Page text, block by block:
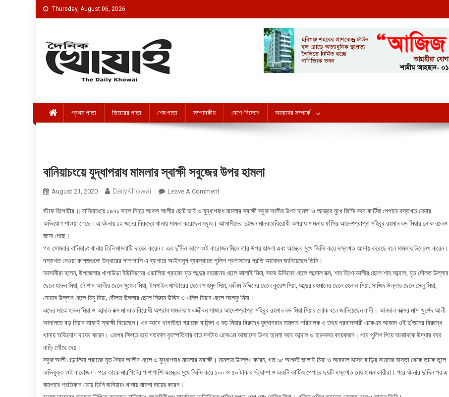
Skip to content
Thursday, August 06, 2026
প্রথম পাতা ভিতরের পাতা শেষ পাতা সম্পাদকীয় দেশে-বিদেশে আমাদের সম্পর্কে
বানিয়াচংয়ে যুদ্ধাপরাধ মামলার স্বাক্ষী সবুজের উপর হামলা
August 21, 2020 DailyKhowai Leave A Comment
স্টাফ রিপোর্টার ॥ বানিয়াচংয়ে ১৯৭১ সালে নিহত আকল আলীর ছোট ভাই ও যুদ্ধাপরাধ মামলার স্বাক্ষী সবুজ আলীর উপর হামলা ও অস্ত্রের মুখে জিম্মি করে কার্টিজ পেপারে দস্তখত নেয়ার
অভিযোগ পাওয়া গেছে। এ ঘটনায় ১২ জনের বিরুদ্ধে থানায় মামলা করেছেন সবুজ। আসামীদের দুইজন মানবতাবিরোধী অপরাধ মামলায় ফাঁসির আদেশপ্রাপ্ত মহিবুর রহমান বড় মিয়ার লোক বলেও
জানা গেছে।
গত সোমবার বানিয়াচং থানায় তিনি মামলাটি দায়ের করেন। এর দু’দিন আগে ওই বারোজন মিলে তার উপর হামলা এবং অস্ত্রের মুখে জিম্মি করে দস্তখত আদায় করেছে বলে মামলায় উল্লেখ করেন।
দস্তখত নেওয়া কাগজগুলো উদ্ধারের পাশাপাশি এ ব্যাপারে আইনানুগ ব্যবস্থাতে পুলিশ প্রশাসনের প্রতি আবেদন জানিয়েছেন তিনি।
আসামীরা হলেন, উপজেলার খাগাউড়া ইউনিয়নের এড়ালিয়া গ্রামের মৃত আব্দুর রহমানের ছেলে জালাই মিয়া, সফর উদ্দিনের ছেলে আব্দাল বক্স, শাহ হিরণ আলীর ছেলে শাহ আব্দাল, মৃত দৌলত উল্লার
ছেলে হারুন মিয়া, নৌশাদ আলীর ছেলে সুহেল মিয়া, ইসমাইল মাস্টারের ছেলে মাহমুদ মিয়া, কলিম উদ্দিনের ছেলে কুরেশ মিয়া, আব্দুর রহমানের ছেলে হেলাল মিয়া, সাজিদ উল্লার ছেলে সেলু মিয়া,
নোয়াব উল্লার ছেলে মিনু মিয়া, দৌলত উল্লার ছেলে নিজাম উদ্দিন ও খলিল মিয়ার ছেলে আলফু মিয়া।
এদের মাঝে হারুন মিয়া ও আব্দাল বক্স মানবতাবিরোধী অপরাধ মামলায় যাবজ্জীবন সাজার আদেশপ্রাপ্ত মহিবুর রহমান বড় মিয়া মিয়ার লোক বলে জানিয়েছেন বাদী। আবদাল বক্সের মামা খুর্শেদ আলী
আদালতে বড় মিয়ার সাফাই স্বাক্ষী দিয়েছেন। এর আগে খাগাউড়া গ্রামের বাসিন্দা ও বড় মিয়ার বিরুদ্ধে যুদ্ধাপরাধ মামলার পরিচালক ও তথ্য প্রদানকারী একেএম আজাদ ওই দু’জনের বিরুদ্ধে
থানায় অভিযোগ দায়ের করেন। এরপর ক্ষিপ্ত হয়ে গতকাল বৃহস্পতিবার রাত দশটায় একেএম আজাদের উপর হামলা করে আব্দাল ও হারুনসহ কয়েকজন। পরে পুলিশ গিয়ে আজাদকে উদ্ধার করে
বাড়ি পৌঁছে দেয়।
সবুজ আলী এড়ালিয়া গ্রামের মৃত সৈয়দ আলীর ছেলে ও যুদ্ধাপরাধ মামলার স্বাক্ষী। মামলায় উল্লেখ করেন, গত ১৫ আগস্ট জালাই মিয়া ও আবদাল বক্সের বাড়ির সামনের রাস্তা থেকে তাকে তুলে
অভিযুক্ত ওই বারোজন। পরে তাকে মারপিটের পাশাপাশি অস্ত্রের মুখে জিম্মি করে ১০০ ও ৫০ টাকার স্ট্যাম্প ও একটি কার্টিজ পেপারে ছয়টি দস্তখত নেয় হামলাকারীরা। পরে ঘটনার দু’দিন পর এ
ব্যাপারে প্রতিকার চেয়ে তিনি বানিয়াচং থানায় মামলা দায়ের করেন।